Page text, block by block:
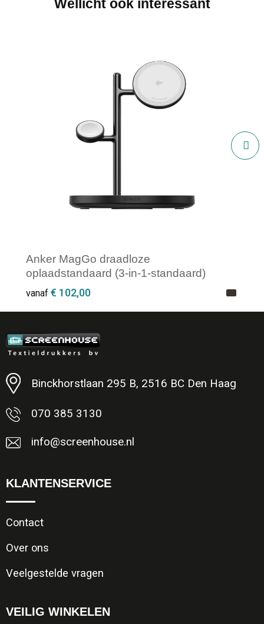
Wellicht ook interessant
Anker MagGo draadloze
oplaadstandaard (3-in-1-standaard)
vanaf € 102,00
Minimale afname: 1
Binckhorstlaan 295 B, 2516 BC Den Haag
070 385 3130
info@screenhouse.nl
KLANTENSERVICE
Contact
Over ons
Veelgestelde vragen
VEILIG WINKELEN